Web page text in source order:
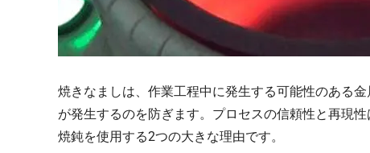
焼きなましは、作業工程中に発生する可能性のある
が発生するのを防ぎます。プロセスの信頼性と再現
焼鈍を使用する2つの大きな理由です。